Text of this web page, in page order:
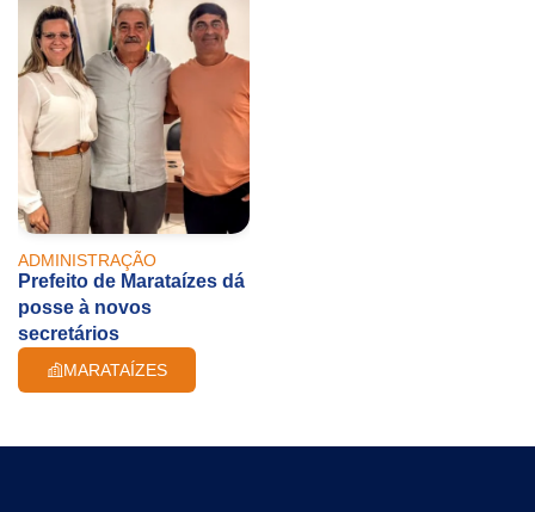
ADMINISTRAÇÃO
Prefeito de Marataízes dá
posse à novos
secretários
MARATAÍZES